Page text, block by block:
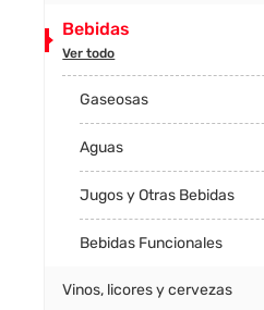
Bebidas
Ver todo
Gaseosas
Aguas
Jugos y Otras Bebidas
Bebidas Funcionales
Vinos, licores y cervezas